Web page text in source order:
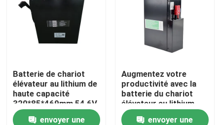
Maison
Produits
Batterie de chariot
élévateur au lithium de
haute capacité
320*85*469mm 54,6V
Longue durée de vie
envoyer une
Augmentez votre
productivité avec la
batterie du chariot
élévateur au lithium
envoyer une